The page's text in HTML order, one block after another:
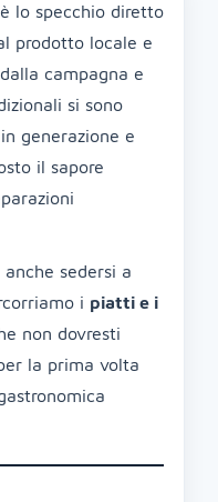
lo specchio diretto
prodotto locale e
campagna e
si sono
generazione e
il sapore
sedersi a
i piatti e i
non dovresti
la prima volta